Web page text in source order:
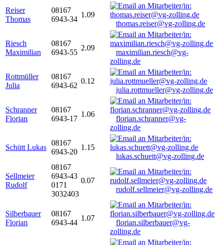
Reiser
Thomas
08167
6943-34
1.09
thomas.reiser@vg-zolling.de
Riesch
Maximilian
08167
6943-55
2.09
maximilian.riesch@vg-
zolling.de
Rottmüller
Julia
08167
6943-62
0.12
julia.rottmueller@vg-zolling.de
Schranner
Florian
08167
6943-17
1.06
florian.schranner@vg-
zolling.de
Schütt Lukas
08167
6943-20
1.15
lukas.schuett@vg-zolling.de
Sellmeier
Rudolf
08167
6943-43
0171
3032403
0.07
rudolf.sellmeier@vg-zolling.de
Silberbauer
Florian
08167
6943-44
1.07
florian.silberbauer@vg-
zolling.de